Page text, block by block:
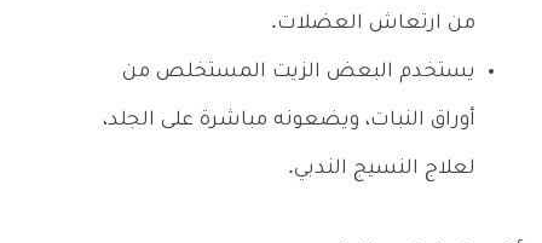
من ارتعاش العضلات.
يستخدم البعض الزيت المستخلص من
أوراق النبات، ويضعونه مباشرة على الجلد،
لعلاج النسيج الندبي.